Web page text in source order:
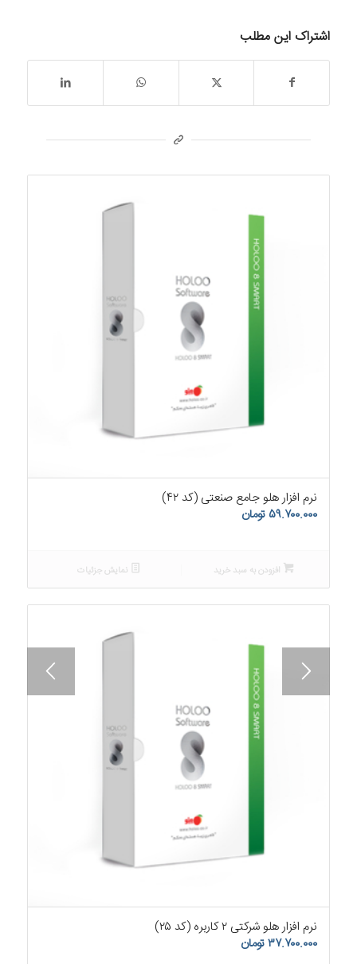
اشتراک این مطلب
نرم افزار هلو جامع صنعتی (کد ۴۲)
۵۹.۷۰۰.۰۰۰ تومان
افزودن به سبد خرید نمایش جزئیات
نرم افزار هلو شرکتی ۲ کاربره (کد ۲۵)
۳۷.۷۰۰.۰۰۰تومان